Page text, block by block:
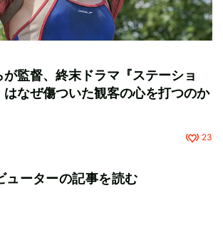
が監督、終末ドラマ『ステーショ
はなぜ傷ついた観客の心を打つのか
23
ューターの記事を読む